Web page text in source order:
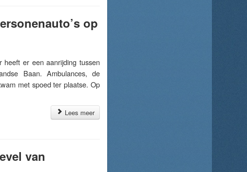
op
heeft er een aanrijding tussen
Baan. Ambulances, de
met spoed ter plaatse. Op
Lees meer
van